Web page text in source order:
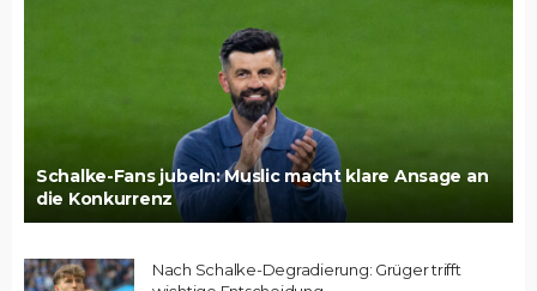
Schalke-Fans jubeln: Muslic macht klare Ansage an
die Konkurrenz
Nach Schalke-Degradierung: Grüger trifft